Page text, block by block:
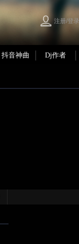
注册/登录
抖音神曲 Dj作者